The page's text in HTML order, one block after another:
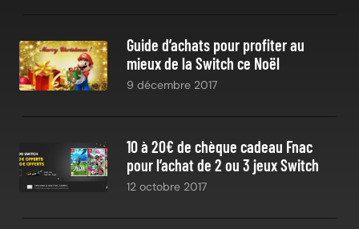
Guide d’achats pour profiter au
mieux de la Switch ce Noël
9 décembre 2017
10 à 20€ de chèque cadeau Fnac
pour l’achat de 2 ou 3 jeux Switch
12 octobre 2017